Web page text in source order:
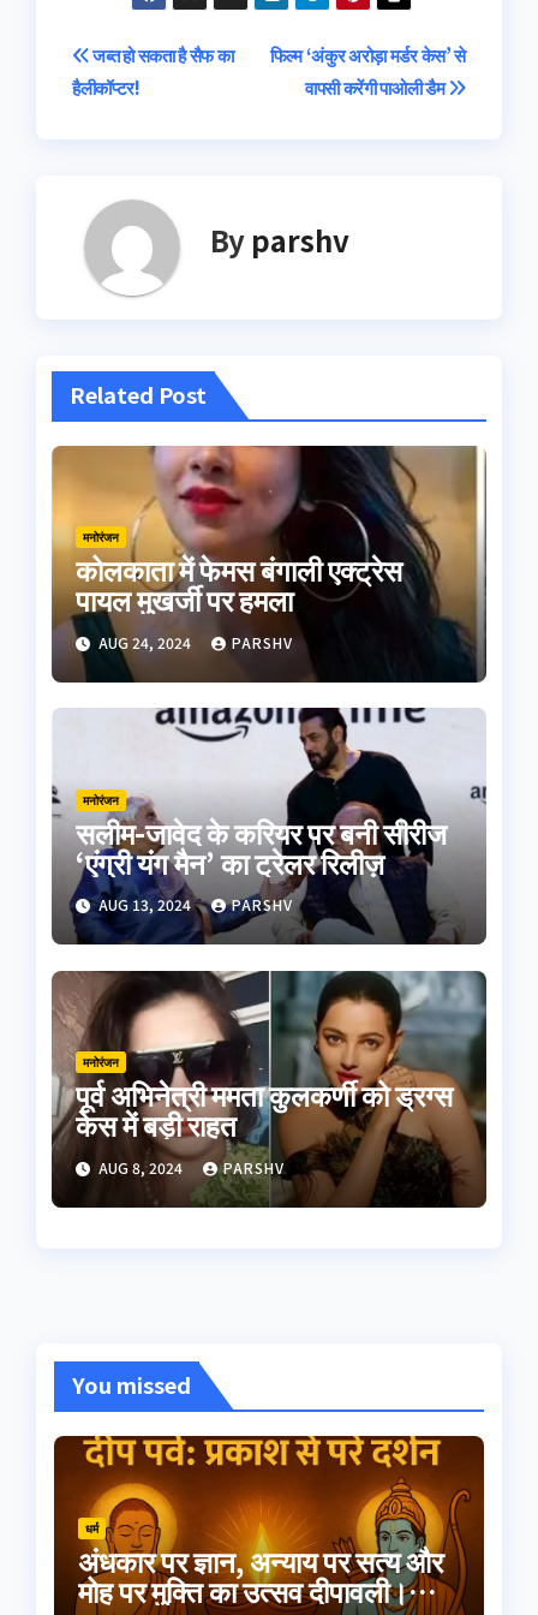
Post
navigation
फिल्म ‘अंकुर अरोड़ा मर्डर केस’ से
वापसी करेंगी पाओली डैम
जब्त हो सकता है सैफ का
हैलीकॉप्टर!
By parshv
Related Post
मनोरंजन
कोलकाता में फेमस बंगाली एक्ट्रेस
पायल मुखर्जी पर हमला
AUG 24, 2024 PARSHV
मनोरंजन
सलीम-जावेद के करियर पर बनी सीरीज
‘एंग्री यंग मैन’ का ट्रेलर रिलीज़
AUG 13, 2024 PARSHV
मनोरंजन
पूर्व अभिनेत्री ममता कुलकर्णी को ड्रग्स
केस में बड़ी राहत
AUG 8, 2024 PARSHV
You missed
धर्म
अंधकार पर ज्ञान, अन्याय पर सत्य और
मोह पर मुक्ति का उत्सव दीपावली।